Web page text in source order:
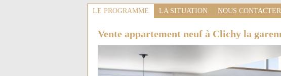
LE PROGRAMME LA SITUATION NOUS CONTACTER
Vente appartement neuf à Clichy la